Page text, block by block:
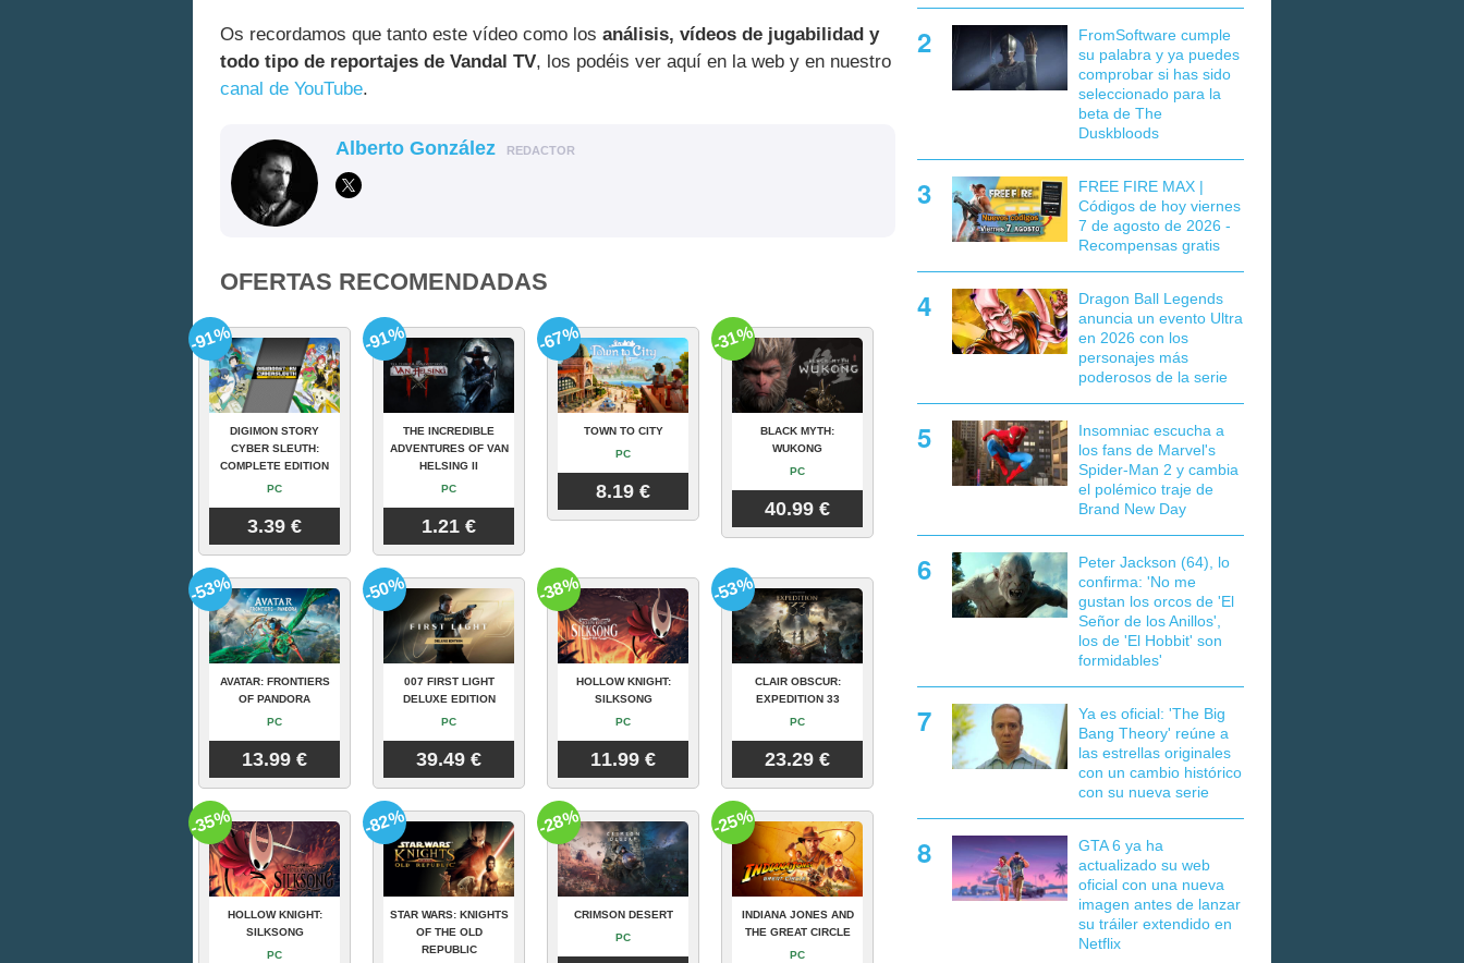
Os recordamos que tanto este vídeo como los análisis, vídeos de jugabilidad y
todo tipo de reportajes de Vandal TV, los podéis ver aquí en la web y en nuestro
canal de YouTube.
Alberto González REDACTOR
OFERTAS RECOMENDADAS
DIGIMON STORY
CYBER SLEUTH:
COMPLETE EDITION
PC
3.39 €
-91%
THE INCREDIBLE
ADVENTURES OF VAN
HELSING II
PC
1.21 €
-91%
TOWN TO CITY
PC
8.19 €
-67%
BLACK MYTH:
WUKONG
PC
40.99 €
-31%
AVATAR: FRONTIERS
OF PANDORA
PC
13.99 €
-53%
007 FIRST LIGHT
DELUXE EDITION
PC
39.49 €
-50%
HOLLOW KNIGHT:
SILKSONG
PC
11.99 €
-38%
CLAIR OBSCUR:
EXPEDITION 33
PC
23.29 €
-53%
HOLLOW KNIGHT:
SILKSONG
PC
-35%
STAR WARS: KNIGHTS
OF THE OLD
REPUBLIC
-82%
CRIMSON DESERT
PC
-28%
INDIANA JONES AND
THE GREAT CIRCLE
PC
-25%
FromSoftware cumple
su palabra y ya puedes
comprobar si has sido
seleccionado para la
beta de The
Duskbloods
FREE FIRE MAX |
Códigos de hoy viernes
7 de agosto de 2026 -
Recompensas gratis
Dragon Ball Legends
anuncia un evento Ultra
en 2026 con los
personajes más
poderosos de la serie
Insomniac escucha a
los fans de Marvel's
Spider-Man 2 y cambia
el polémico traje de
Brand New Day
Peter Jackson (64), lo
confirma: 'No me
gustan los orcos de 'El
Señor de los Anillos',
los de 'El Hobbit' son
formidables'
Ya es oficial: 'The Big
Bang Theory' reúne a
las estrellas originales
con un cambio histórico
con su nueva serie
GTA 6 ya ha
actualizado su web
oficial con una nueva
imagen antes de lanzar
su tráiler extendido en
Netflix